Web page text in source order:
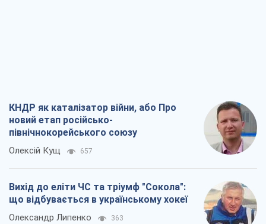
КНДР як каталізатор війни, або Про
новий етап російсько-
північнокорейського союзу
Олексій Кущ 657
Вихід до еліти ЧС та тріумф "Сокола":
що відбувається в українському хокеї
Олександр Липенко 363